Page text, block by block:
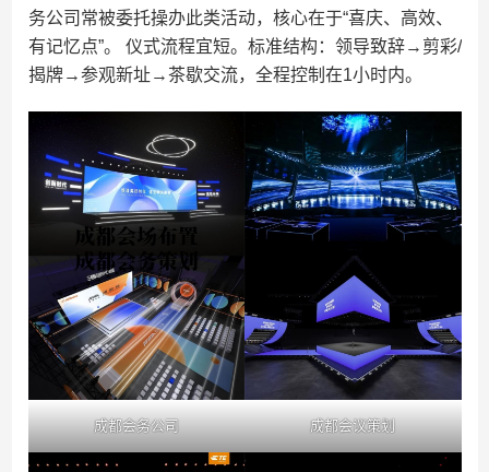
务公司常被委托操办此类活动，核心在于“喜庆、高效、
有记忆点”。 仪式流程宜短。标准结构：领导致辞→剪彩/
揭牌→参观新址→茶歇交流，全程控制在1小时内。
成都会务公司 成都会议策划